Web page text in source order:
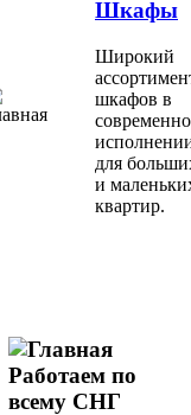
Шкафы
Широкий
шкафов в
для
и
квартир.
Работаем по
всему СНГ